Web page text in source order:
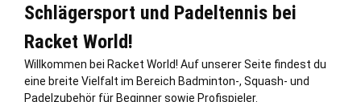
Schlägersport und Padeltennis bei
Racket World!
Willkommen bei Racket World! Auf unserer Seite findest du
eine breite Vielfalt im Bereich Badminton-, Squash- und
Padelzubehör für Beginner sowie Profispieler.